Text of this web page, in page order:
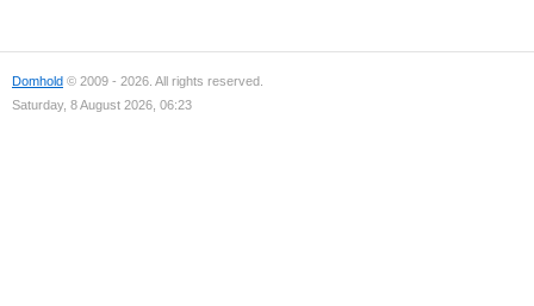
Domhold © 2009 - 2026. All rights reserved.
Saturday, 8 August 2026, 06:23